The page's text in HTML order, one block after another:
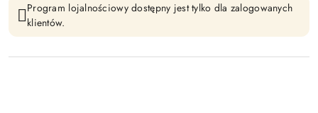
Program lojalnościowy dostępny jest tylko dla zalogowanych
klientów.